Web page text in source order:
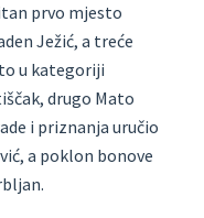
prvo mjesto
Ježić, a treće
u kategoriji
drugo Mato
i priznanja uručio
a poklon bonove